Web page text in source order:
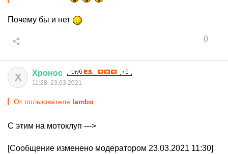
Почему бы и нет
0
Х Хронос
11:28, 23.03.2021
От пользователя lambo
С этим на мотоклуп --->
[Сообщение изменено модератором 23.03.2021 11:30]